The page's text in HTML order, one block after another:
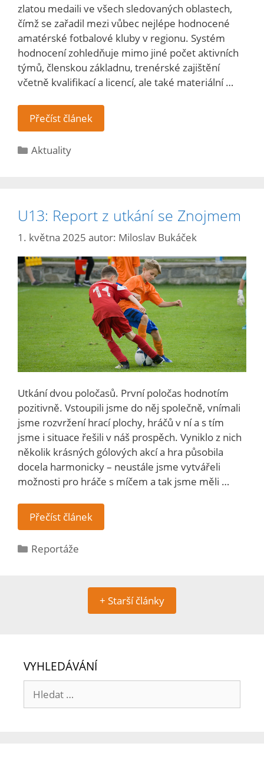
zlatou medaili ve všech sledovaných oblastech,
čímž se zařadil mezi vůbec nejlépe hodnocené
amatérské fotbalové kluby v regionu. Systém
hodnocení zohledňuje mimo jiné počet aktivních
týmů, členskou základnu, trenérské zajištění
včetně kvalifikací a licencí, ale také materiální …
Přečíst článek
Aktuality
U13: Report z utkání se Znojmem
1. května 2025 autor: Miloslav Bukáček
Utkání dvou poločasů. První poločas hodnotím
pozitivně. Vstoupili jsme do něj společně, vnímali
jsme rozvržení hrací plochy, hráčů v ní a s tím
jsme i situace řešili v náš prospěch. Vyniklo z nich
několik krásných gólových akcí a hra působila
docela harmonicky – neustále jsme vytvářeli
možnosti pro hráče s míčem a tak jsme měli …
Přečíst článek
Reportáže
+ Starší články
VYHLEDÁVÁNÍ